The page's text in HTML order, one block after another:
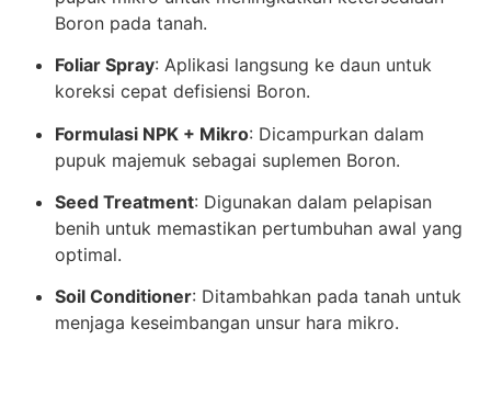
Boron pada tanah.
Foliar Spray: Aplikasi langsung ke daun untuk
koreksi cepat defisiensi Boron.
Formulasi NPK + Mikro: Dicampurkan dalam
pupuk majemuk sebagai suplemen Boron.
Seed Treatment: Digunakan dalam pelapisan
benih untuk memastikan pertumbuhan awal yang
optimal.
Soil Conditioner: Ditambahkan pada tanah untuk
menjaga keseimbangan unsur hara mikro.